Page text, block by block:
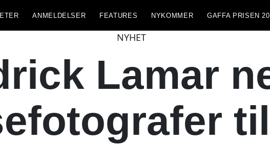
ANMELDELSER FEATURES NYKOMMER GAFFA PRISEN
NYHET
Lamar